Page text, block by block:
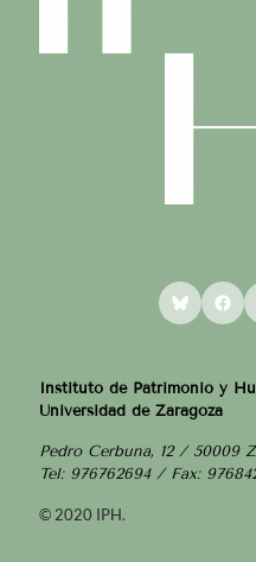
Bluesky
Instituto de Patrimonio y
Universidad de Zaragoza
Pedro Cerbuna, 12 / 50009
Tel: 976762694 / Fax:
© 2020 IPH.